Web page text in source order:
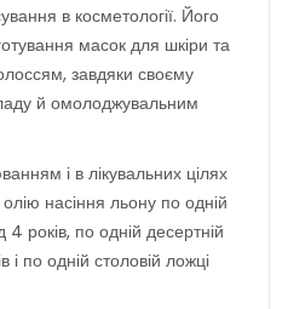
в косметології. Його
масок для шкіри та
завдяки своєму
й омолоджувальним
і в лікувальних цілях
насіння льону по одній
4 років, по одній десертній
і по одній столовій ложці